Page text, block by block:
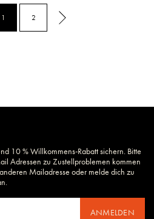
1 2
10 % Willkommens-Rabatt sichern. Bitte
Adressen zu Zustellproblemen kommen
Mailadresse oder melde dich zu
ANMELDEN